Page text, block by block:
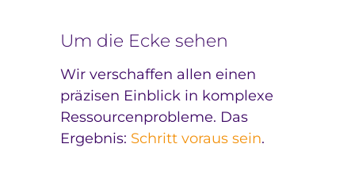
Um die Ecke sehen
Wir verschaffen allen einen
präzisen Einblick in komplexe
Ressourcenprobleme. Das
Ergebnis: Schritt voraus sein.